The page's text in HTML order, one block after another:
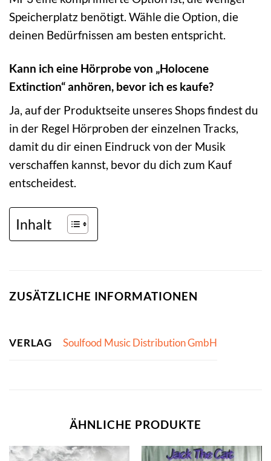
Speicherplatz benötigt. Wähle die Option, die
deinen Bedürfnissen am besten entspricht.
Kann ich eine Hörprobe von „Holocene
Extinction“ anhören, bevor ich es kaufe?
Ja, auf der Produktseite unseres Shops findest du
in der Regel Hörproben der einzelnen Tracks,
damit du dir einen Eindruck von der Musik
verschaffen kannst, bevor du dich zum Kauf
entscheidest.
Inhalt
ZUSÄTZLICHE INFORMATIONEN
VERLAG Soulfood Music Distribution GmbH
ÄHNLICHE PRODUKTE